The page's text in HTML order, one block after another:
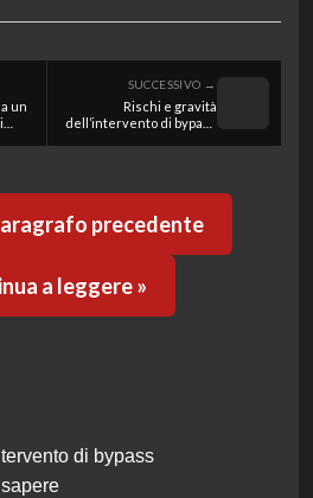
un
SUCCESSIVO →
Rischi e gravità
dell’intervento di bypass
precedente
a leggere »
di bypass